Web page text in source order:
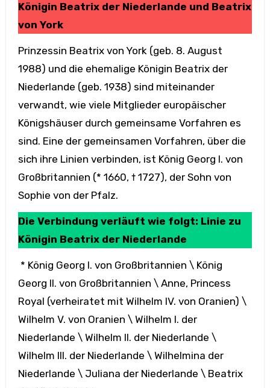
Königin Beatrix der Niederlande und Beatrix
von York
Prinzessin Beatrix von York (geb. 8. August
1988) und die ehemalige Königin Beatrix der
Niederlande (geb. 1938) sind miteinander
verwandt, wie viele Mitglieder europäischer
Königshäuser durch gemeinsame Vorfahren es
sind. Eine der gemeinsamen Vorfahren, über die
sich ihre Linien verbinden, ist König Georg I. von
Großbritannien (* 1660, † 1727), der Sohn von
Sophie von der Pfalz.
Die Verbindung verläuft wie folgt: Linie zu
Königin Beatrix der Niederlande
* König Georg I. von Großbritannien \ König
Georg II. von Großbritannien \ Anne, Princess
Royal (verheiratet mit Wilhelm IV. von Oranien) \
Wilhelm V. von Oranien \ Wilhelm I. der
Niederlande \ Wilhelm II. der Niederlande \
Wilhelm III. der Niederlande \ Wilhelmina der
Niederlande \ Juliana der Niederlande \ Beatrix